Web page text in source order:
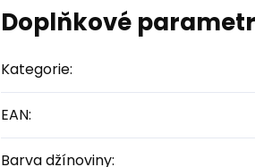
Doplňkové
Kategorie:
EAN:
Barva džínoviny: